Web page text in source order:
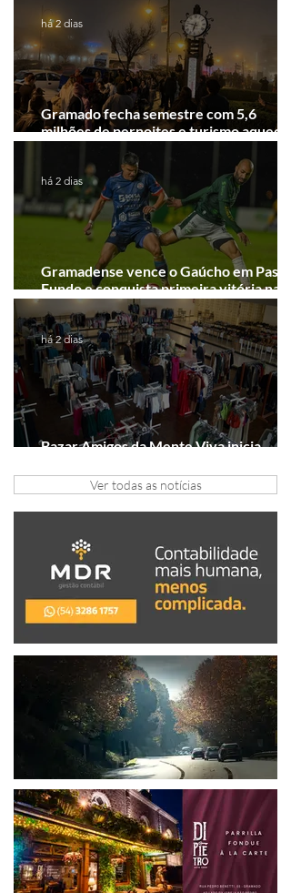
Gramado fecha semestre com 5,6
milhões de pernoites e turismo
Junho desponta!
há 2 dias
Gramadense vence o Gaúcho em Passo
Fundo e conquista primeira vitória na
Série A2
há 2 dias
Bazar Amigos da Mente Viva inicia
há 2 dias
Ver todas as notícias